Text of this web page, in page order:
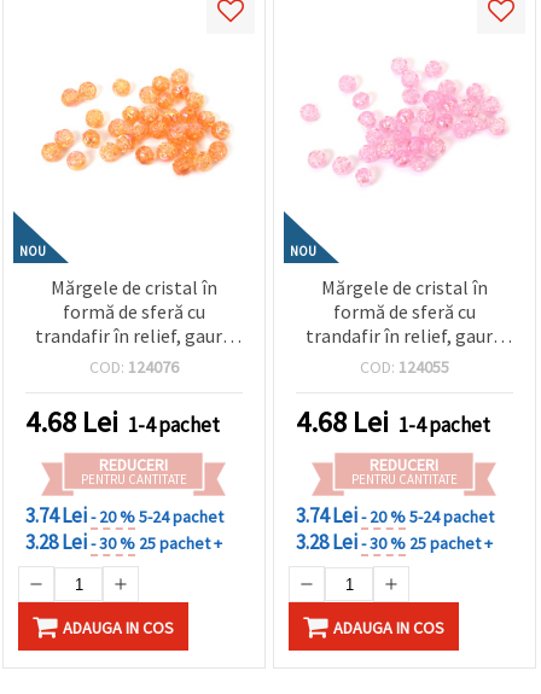
NOU
Mărgele de cristal în
formă de sferă cu
trandafir în relief, gaură
de 8 mm, culoare
grame ~80 bucăți
COD: 124076
4.68 Lei 1-4 pachet
REDUCERI
PENTRU CANTITATE
3.74 Lei- 20 %5-24 pachet
3.28 Lei- 30 % 25 pachet +
ADAUGA IN COS
NOU
Mărgele de cristal în
formă de sferă cu
trandafir în relief, gaură
de 8 mm, culoare roz
bucăți
COD: 124055
4.68 Lei 1-4 pachet
REDUCERI
PENTRU CANTITATE
3.74 Lei- 20 %5-24 pachet
3.28 Lei- 30 % 25 pachet +
ADAUGA IN COS